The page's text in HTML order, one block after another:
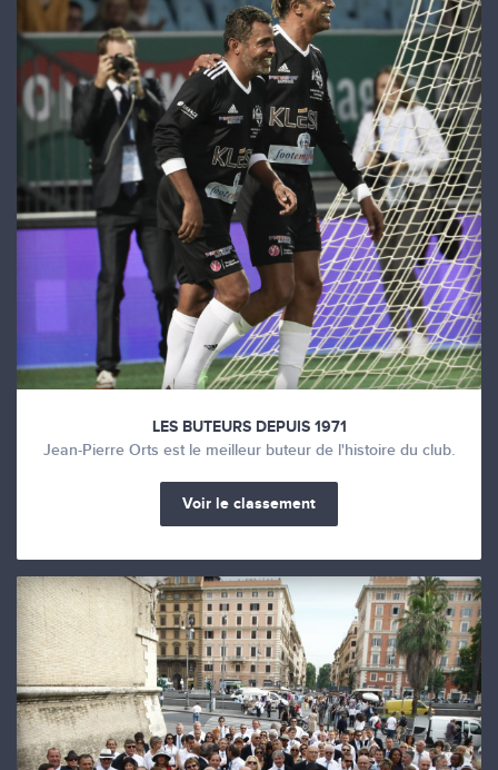
LES BUTEURS DEPUIS 1971
Jean-Pierre Orts est le meilleur buteur de l'histoire du club.
Voir le classement